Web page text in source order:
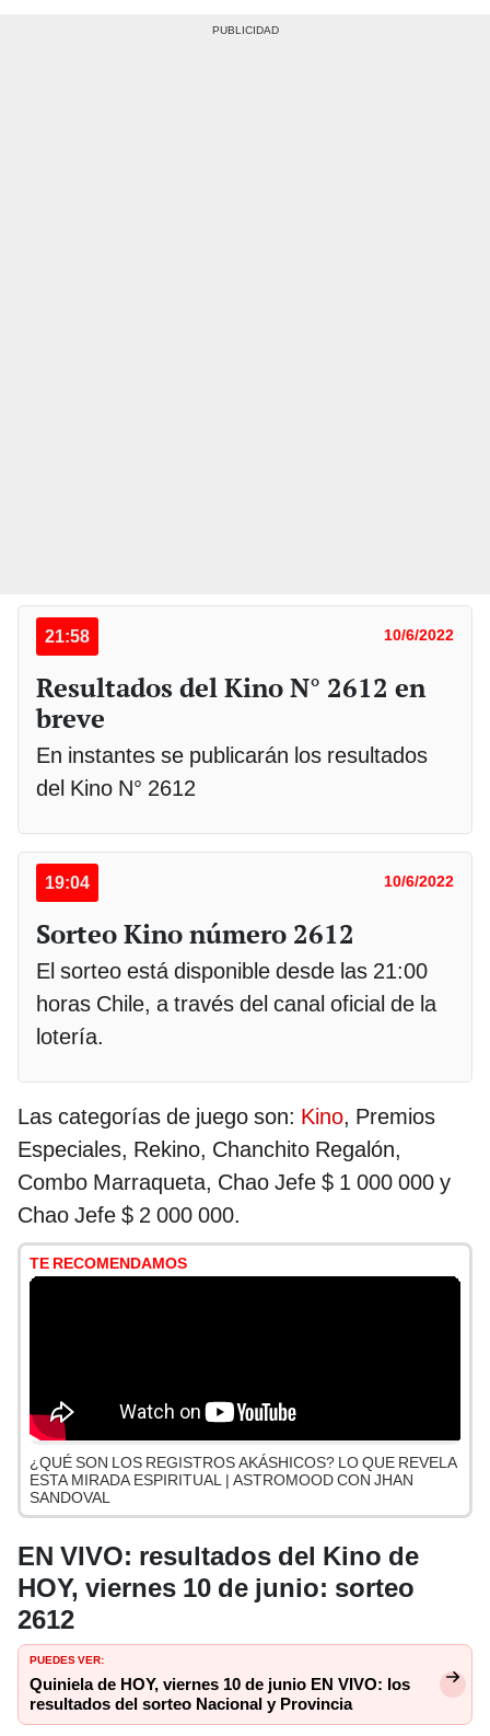
21:58 10/6/2022
Resultados del Kino N° 2612 en
breve
En instantes se publicarán los resultados
del Kino N° 2612
19:04 10/6/2022
Sorteo Kino número 2612
El sorteo está disponible desde las 21:00
horas Chile, a través del canal oficial de la
lotería.
Las categorías de juego son: Kino, Premios
Especiales, Rekino, Chanchito Regalón,
Combo Marraqueta, Chao Jefe $ 1 000 000 y
Chao Jefe $ 2 000 000.
TE RECOMENDAMOS
¿QUÉ SON LOS REGISTROS AKÁSHICOS? LO QUE REVELA
ESTA MIRADA ESPIRITUAL | ASTROMOOD CON JHAN
SANDOVAL
EN VIVO: resultados del Kino de
HOY, viernes 10 de junio: sorteo
2612
PUEDES VER:
Quiniela de HOY, viernes 10 de junio EN VIVO: los
resultados del sorteo Nacional y Provincia